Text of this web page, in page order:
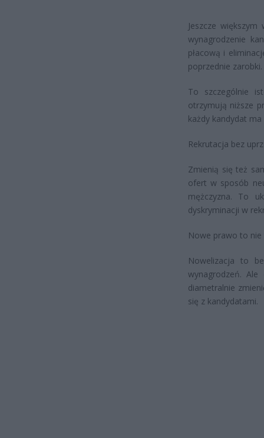
Jeszcze
wynagrodzenie
płacową i
poprzednie zarobki.
To szczególnie
otrzymują niższe
każdy kandydat
Rekrutacja bez
Zmienią się też
ofert w sposób
mężczyzna. To
dyskryminacji w
Nowe prawo to
Nowelizacja to
wynagrodzeń.
diametralnie
się z kandydatami.